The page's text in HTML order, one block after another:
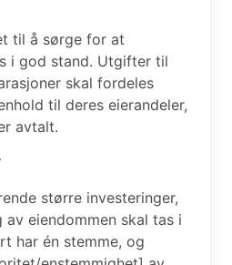
til å sørge for at
i god stand. Utgifter til
skal fordeles
til deres eierandeler,
avtalt.
større investeringer,
av eiendommen skal tas i
har én stemme, og